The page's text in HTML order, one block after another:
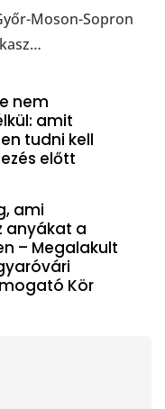
Moson-Sopron
nem
amit
tudni kell
előtt
ami
anyákat a
– Megalakult
Kör